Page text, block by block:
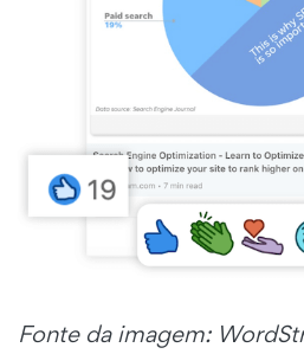
Fonte da imagem: